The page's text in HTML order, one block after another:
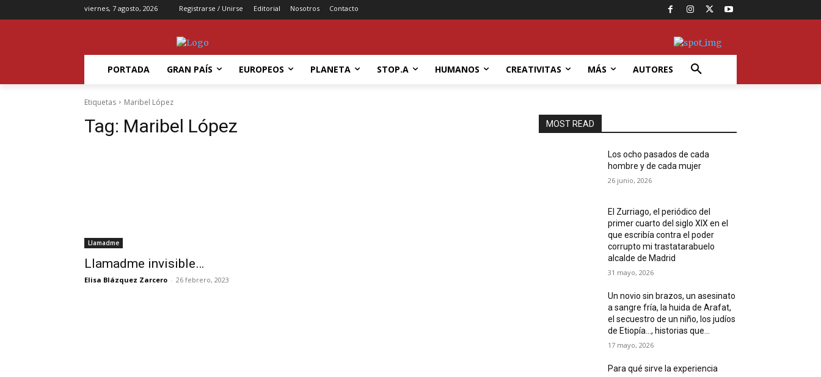
viernes, 7 agosto, 2026 Registrarse / Unirse Editorial Nosotros Contacto
PORTADA GRAN PAÍS EUROPEOS PLANETA STOP.A HUMANOS CREATIVITAS MÁS AUTORES
Etiquetas Maribel López
Tag: Maribel López
Llamadme
Llamadme invisible…
Elisa Blázquez Zarcero - 26 febrero, 2023
MOST READ
Los ocho pasados de cada
hombre y de cada mujer
26 junio, 2026
El Zurriago, el periódico del
primer cuarto del siglo XIX en el
que escribía contra el poder
corrupto mi trastatarabuelo
alcalde de Madrid
31 mayo, 2026
Un novio sin brazos, un asesinato
a sangre fría, la huida de Arafat,
el secuestro de un niño, los judíos
de Etiopía…, historias que...
17 mayo, 2026
Para qué sirve la experiencia